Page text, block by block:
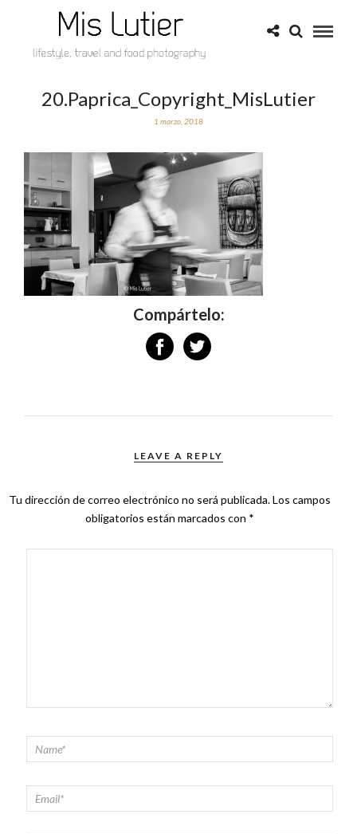
20.Paprica_Copyright_MisLutier
1 marzo, 2018
Compártelo:
LEAVE A REPLY
Tu dirección de correo electrónico no será publicada.Los campos
obligatorios están marcados con *